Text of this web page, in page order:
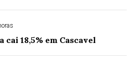
18,5% em Cascavel